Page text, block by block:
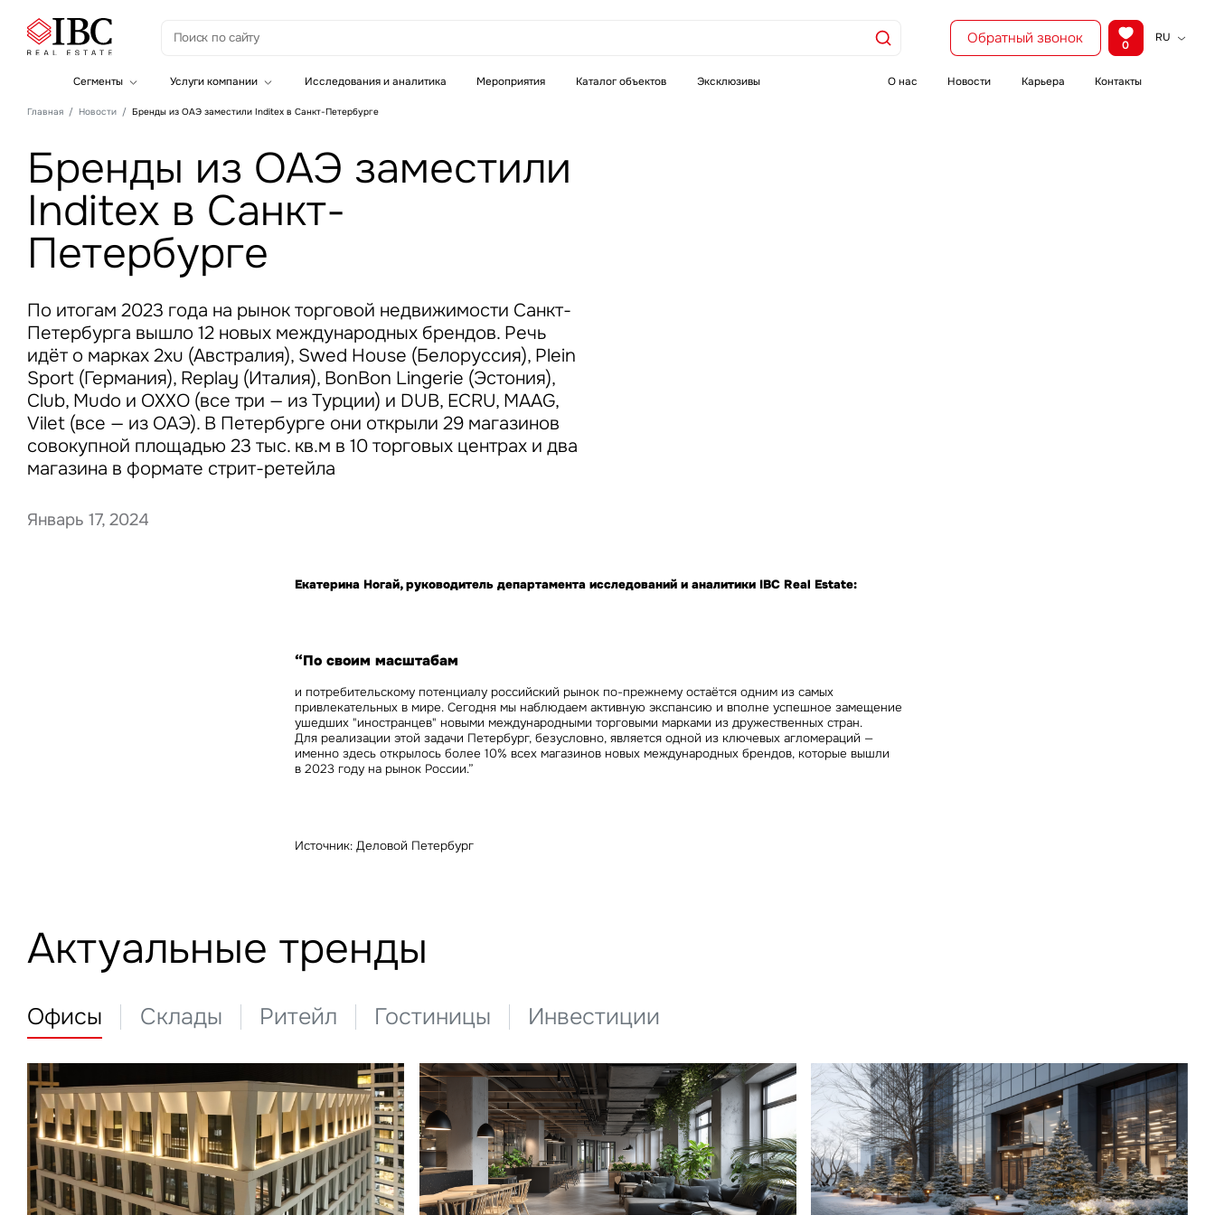
Обратный звонок 0
RU
Сегменты
Складская недвижимость
Услуги компании
Земельные активы и девелопмент
Офисная недвижимость
Складская недвижимость
Торговая недвижимость
Стратегический консалтинг
Исследования и аналитика
Оценка
Управление проектами строительства
Исследования и аналитика Мероприятия Каталог объектов Эксклюзивы О нас Новости Карьера Контакты
Главная Новости Бренды из ОАЭ заместили Inditex в Санкт-Петербурге
Бренды из ОАЭ заместили
Inditex в Санкт-
Петербурге
По итогам 2023 года на рынок торговой недвижимости Санкт-
Петербурга вышло 12 новых международных брендов. Речь
идёт о марках 2xu (Австралия), Swed House (Белоруссия), Plein
Sport (Германия), Replay (Италия), BonBon Lingerie (Эстония),
Club, Mudo и OXXO (все три — из Турции) и DUB, ECRU, MAAG,
Vilet (все — из ОАЭ). В Петербурге они открыли 29 магазинов
совокупной площадью 23 тыс. кв.м в 10 торговых центрах и два
магазина в формате стрит-ретейла
Январь 17, 2024
Екатерина Ногай, руководитель департамента исследований и аналитики IBC Real Estate:
“По своим масштабам
и потребительскому потенциалу российский рынок по-прежнему остаётся одним из самых
привлекательных в мире. Сегодня мы наблюдаем активную экспансию и вполне успешное замещение
ушедших "иностранцев" новыми международными торговыми марками из дружественных стран.
Для реализации этой задачи Петербург, безусловно, является одной из ключевых агломераций —
именно здесь открылось более 10% всех магазинов новых международных брендов, которые вышли
в 2023 году на рынок России.”
Источник: Деловой Петербург
Актуальные тренды
Офисы Склады Ритейл Гостиницы Инвестиции
Заказать звонок
Это обязательное поле
Введен неверный форматСейчас